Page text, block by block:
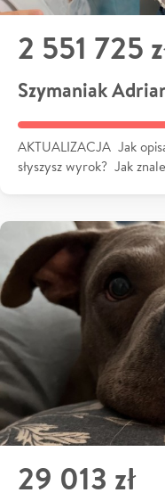
2 551 725
Szymaniak
AKTUALIZACJA Jak
słyszysz wyrok? Jak
29 013 zł